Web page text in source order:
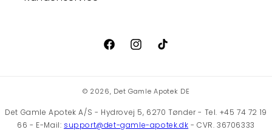
FacebookInstagram
TikTok
© 2026, Det Gamle Apotek DE
Det Gamle Apotek A/S - Hydrovej 5, 6270 Tønder - Tel. +45 74 72 19
66 - E-Mail: support@det-gamle-apotek.dk - CVR. 36706333